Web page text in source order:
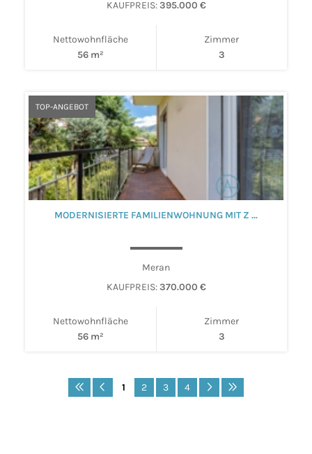
KAUFPREIS: 395.000 €
Nettowohnfläche
56 m²
Zimmer
3
TOP-ANGEBOT
MODERNISIERTE FAMILIENWOHNUNG MIT Z ...
Meran
KAUFPREIS: 370.000 €
Nettowohnfläche
56 m²
Zimmer
3
1 2 3 4